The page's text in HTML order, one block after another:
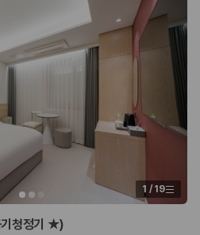
며 제주 렌트카 최저가를 찾는 사용자
니다.
택되며 가격과 승차감의 균형이 좋은 차
장거리 이동에 적합하며 보험 조건과 차
이 좋습니다.
여행에 적합하며 인원수, 짐 공간, 보
니다.
교해야 진짜 가격비교입
1 / 19
청정기 ★)